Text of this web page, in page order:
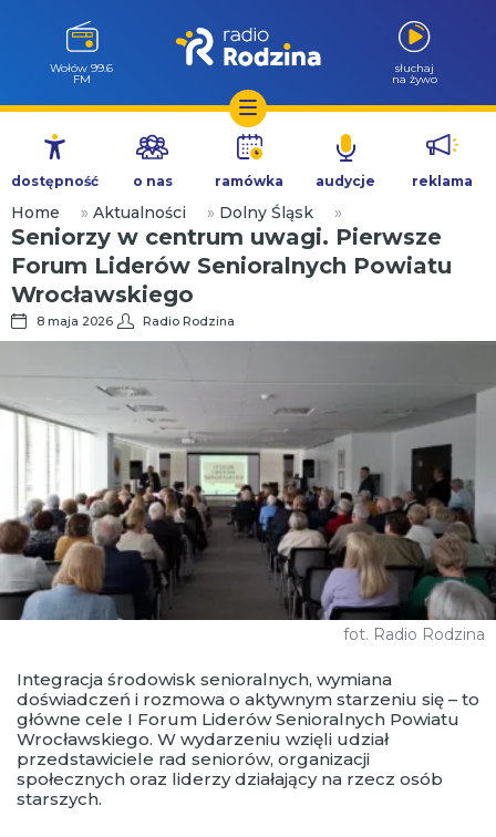
Przejdź
treści
Wołów 99.6
FM
słuchaj
na żywo
dostępność o nas ramówka audycje reklama
Home » Aktualności » Dolny Śląsk »
Seniorzy w centrum uwagi. Pierwsze
Forum Liderów Senioralnych Powiatu
Wrocławskiego
8 maja 2026 Radio Rodzina
fot. Radio Rodzina
Integracja środowisk senioralnych, wymiana
doświadczeń i rozmowa o aktywnym starzeniu się – to
główne cele I Forum Liderów Senioralnych Powiatu
Wrocławskiego. W wydarzeniu wzięli udział
przedstawiciele rad seniorów, organizacji
społecznych oraz liderzy działający na rzecz osób
starszych.